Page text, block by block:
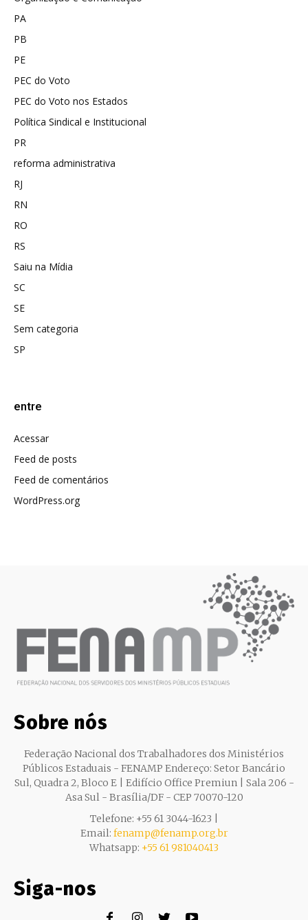
PA
PB
PE
PEC do Voto
PEC do Voto nos Estados
Política Sindical e Institucional
PR
reforma administrativa
RJ
RN
RO
RS
Saiu na Mídia
SC
SE
Sem categoria
SP
entre
Acessar
Feed de posts
Feed de comentários
WordPress.org
Sobre nós
Federação Nacional dos Trabalhadores dos Ministérios
Públicos Estaduais - FENAMP Endereço: Setor Bancário
Sul, Quadra 2, Bloco E | Edifício Office Premiun | Sala 206 -
Asa Sul - Brasília/DF - CEP 70070-120
Telefone: +55 61 3044-1623 |
Email: fenamp@fenamp.org.br
Whatsapp: +55 61 981040413
Siga-nos